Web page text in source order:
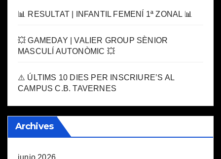
📊 RESULTAT | INFANTIL FEMENÍ 1ª ZONAL 📊
💥 GAMEDAY | VALIER GROUP SÈNIOR
MASCULÍ AUTONÒMIC 💥
⚠️ ÚLTIMS 10 DIES PER INSCRIURE’S AL
CAMPUS C.B. TAVERNES
Archives
junio 2026